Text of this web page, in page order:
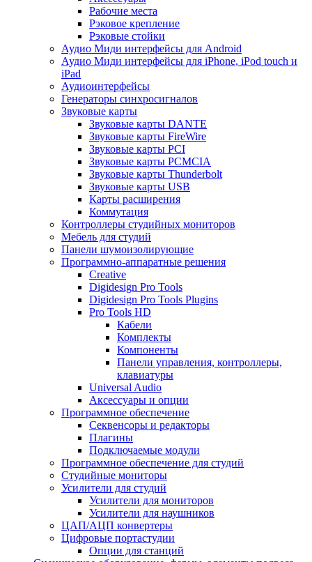
Рабочие места
Рэковое крепление
Рэковые стойки
Аудио Миди интерфейсы для Android
Аудио Миди интерфейсы для iPhone, iPod touch и
iPad
Аудиоинтерфейсы
Генераторы синхросигналов
Звуковые карты
Звуковые карты DANTE
Звуковые карты FireWire
Звуковые карты PCI
Звуковые карты PCMCIA
Звуковые карты Thunderbolt
Звуковые карты USB
Карты расширения
Коммутация
Контроллеры студийных мониторов
Мебель для студий
Панели шумоизолирующие
Программно-аппаратные решения
Creative
Digidesign Pro Tools
Digidesign Pro Tools Plugins
Pro Tools HD
Кабели
Комплекты
Компоненты
Панели управления, контроллеры,
клавиатуры
Universal Audio
Аксессуары и опции
Программное обеспечение
Cеквенсоры и редакторы
Плагины
Подключаемые модули
Программное обеспечение для студий
Студийные мониторы
Усилители для студий
Усилители для мониторов
Усилители для наушников
ЦАП/АЦП конвертеры
Цифровые портастудии
Опции для станций